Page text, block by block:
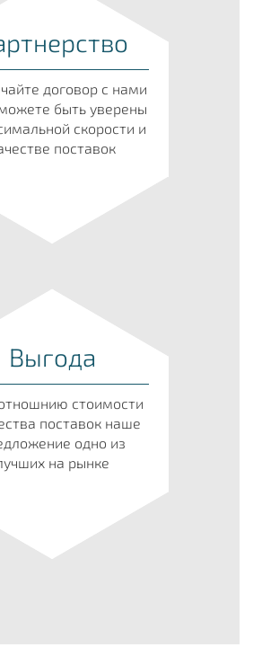
договор с нами
быть уверены
скорости и
поставок
Выгода
стоимости
поставок наше
одно из
на рынке